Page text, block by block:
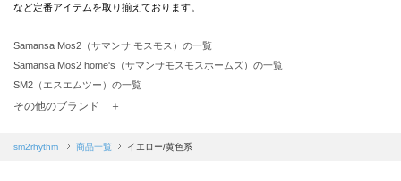
など定番アイテムを取り揃えております。
Samansa Mos2（サマンサ モスモス）の一覧
Samansa Mos2 home's（サマンサモスモスホームズ）の一覧
SM2（エスエムツー）の一覧
TSUHARU by Samansa Mos2（ツハルバイサマンサモスモス）の一覧
Samansa Mos2 blue（サマンサモスモス ブルー）の一覧
その他のブランド ＋
sm2rhythm 商品一覧 イエロー/黄色系